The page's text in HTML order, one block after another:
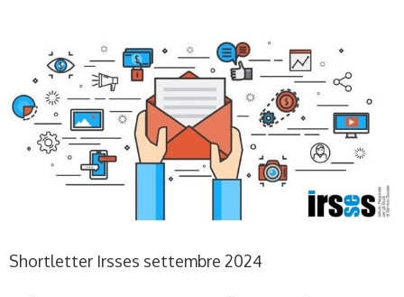
Shortletter Irsses settembre 2024